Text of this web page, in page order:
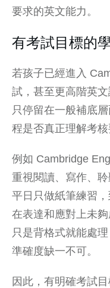
要求的英文能力。
有考試目標的
若孩子已經進入
試，甚至更高階英
只停留在一般補底
程是否真正理解考核
例如 Cambridge
重視閱讀、寫作、
平日只做紙筆練習
在表達和應對上未
只是背格式就能處
準確度缺一不可。
因此，有明確考試